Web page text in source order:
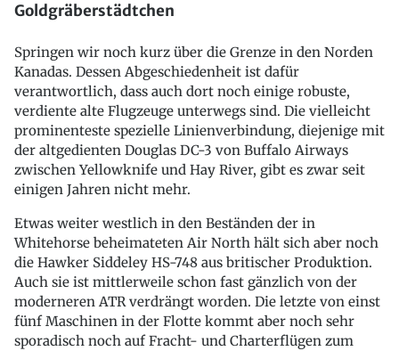
Goldgräberstädtchen
Springen wir noch kurz über die Grenze in den Norden
Kanadas. Dessen Abgeschiedenheit ist dafür
verantwortlich, dass auch dort noch einige robuste,
verdiente alte Flugzeuge unterwegs sind. Die vielleicht
prominenteste spezielle Linienverbindung, diejenige mit
der altgedienten Douglas DC-3 von Buffalo Airways
zwischen Yellowknife und Hay River, gibt es zwar seit
einigen Jahren nicht mehr.
Etwas weiter westlich in den Beständen der in
Whitehorse beheimateten Air North hält sich aber noch
die Hawker Siddeley HS-748 aus britischer Produktion.
Auch sie ist mittlerweile schon fast gänzlich von der
moderneren ATR verdrängt worden. Die letzte von einst
fünf Maschinen in der Flotte kommt aber noch sehr
sporadisch noch auf Fracht- und Charterflügen zum